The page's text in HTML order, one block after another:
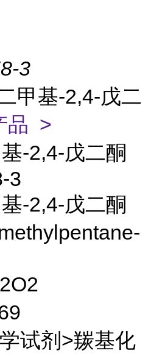
3
甲基-2,4-戊二
品 >
-2,4-戊二酮
3
-2,4-戊二酮
试剂>羰基化